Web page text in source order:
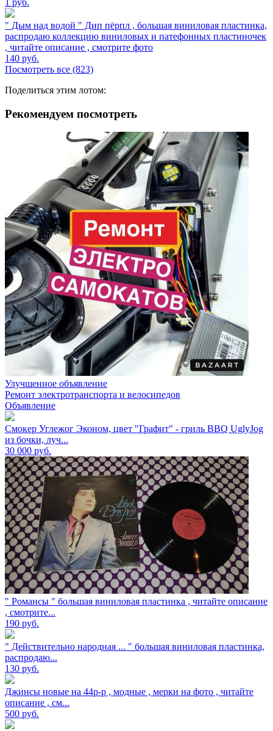
руб.
" Дым над водой " Дип пёрпл , большая виниловая пластинка,
распродаю коллекцию виниловых и патефонных пластиночек
, читайте описание , смотрите фото
140 руб.
Посмотреть все (823)
Поделиться этим лотом:
Рекомендуем посмотреть
Улучшенное объявление
Ремонт электротранспорта и велосипедов
Объявление
Смокер Углежог Эконом, цвет "Графит" - гриль BBQ UglyJog
из бочки, луч...
30 000 руб.
" Романсы " большая виниловая пластинка , читайте описание
, смотрите...
190 руб.
" Действительно народная ... " большая виниловая пластинка,
распродаю...
130 руб.
Джинсы новые на 44р-р , модные , мерки на фото , читайте
описание , см...
500 руб.